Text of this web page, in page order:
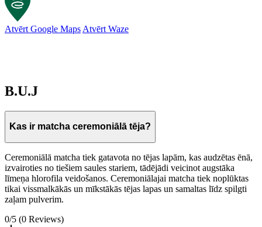
Atvērt Google Maps Atvērt Waze
B.U.J
Kas ir matcha ceremoniālā tēja?
Ceremoniālā matcha tiek gatavota no tējas lapām, kas audzētas ēnā,
izvairoties no tiešiem saules stariem, tādējādi veicinot augstāka
līmeņa hlorofila veidošanos. Ceremoniālajai matcha tiek noplūktas
tikai vissmalkākās un mīkstākās tējas lapas un samaltas līdz spilgti
zaļam pulverim.
0/5 (0 Reviews)